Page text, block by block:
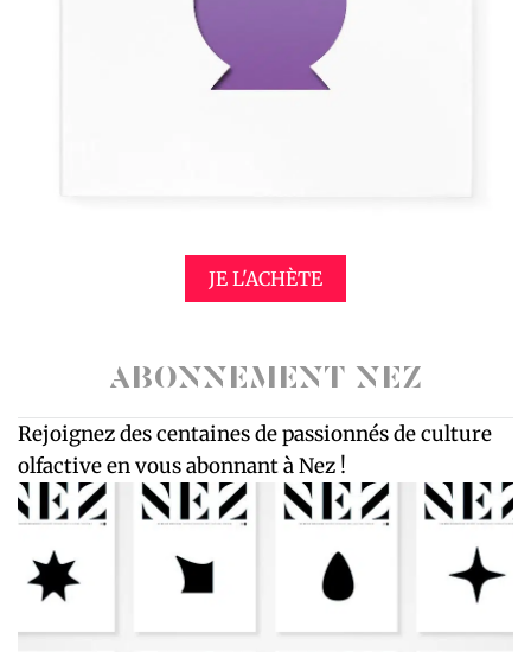
JE L'ACHÈTE
ABONNEMENT NEZ
Rejoignez des centaines de passionnés de culture
olfactive en vous abonnant à Nez !